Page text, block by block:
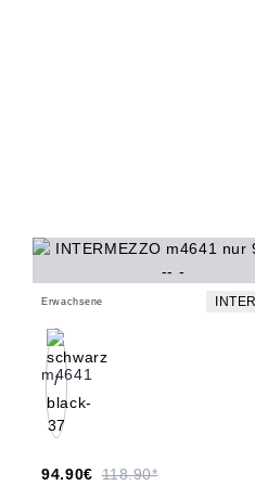
Erwachsene
m4641
94.90€ 118.90*